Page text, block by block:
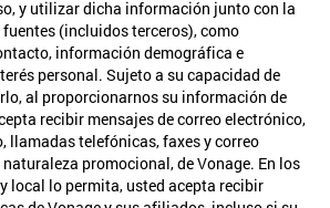
y utilizar dicha información junto con la
(incluidos terceros), como
información demográfica e
personal. Sujeto a su capacidad de
al proporcionarnos su información de
recibir mensajes de correo electrónico,
llamadas telefónicas, faxes y correo
promocional, de Vonage. En los
local lo permita, usted acepta recibir